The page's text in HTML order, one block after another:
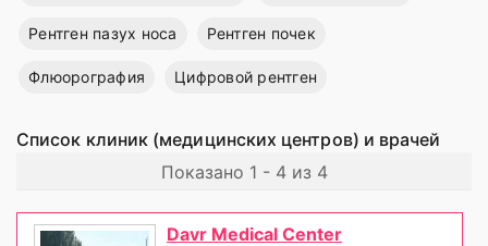
Рентген пазух носа Рентген почек
Флюорография Цифровой рентген
Список клиник (медицинских центров) и врачей
Показано 1 - 4 из 4
Davr Medical Center